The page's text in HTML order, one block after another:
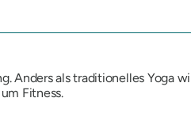
Anders als traditionelles Yoga
Fitness.